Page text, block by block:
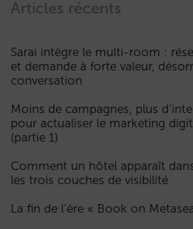
Articles récents
Sarai intègre le multi-room :
et demande à forte valeur,
conversation
Moins de campagnes, plus
pour actualiser le marketing
(partie 1)
Comment un hôtel apparaît
les trois couches de visibilité
La fin de l’ère « Book on